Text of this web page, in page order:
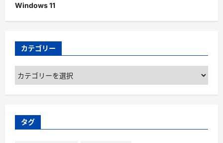
Windows 11
カテゴリー
カ
テ
ゴ
ー
タグ